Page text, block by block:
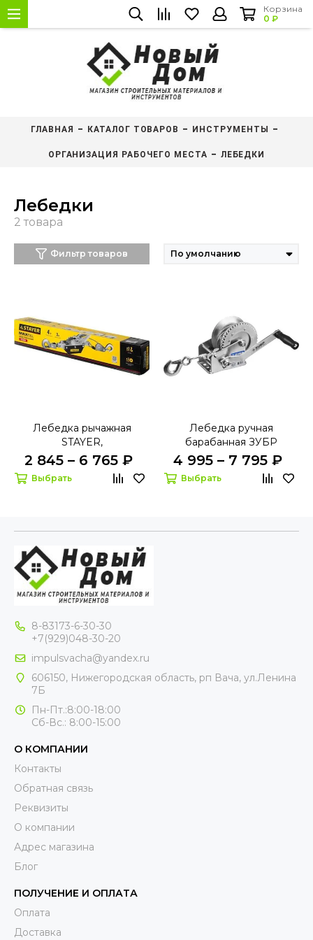
Корзина
0 ₽
ГЛАВНАЯ КАТАЛОГ ТОВАРОВ ИНСТРУМЕНТЫ
ОРГАНИЗАЦИЯ РАБОЧЕГО МЕСТА ЛЕБЕДКИ
Лебедки
Фильтр товаров
Лебедка рычажная
STAYER,
2 845 – 6 765 ₽
Выбрать
Лебедка ручная
барабанная ЗУБР
4 995 – 7 795 ₽
Выбрать
8-83173-6-30-30
+7(929)048-30-20
impulsvacha@yandex.ru
606150, Нижегородская область, рп Вача, ул.Ленина
7Б
Пн-Пт.:8:00-18:00
Сб-Вс.: 8:00-15:00
О КОМПАНИИ
Контакты
Обратная связь
Реквизиты
О компании
Адрес магазина
Блог
ПОЛУЧЕНИЕ И ОПЛАТА
Оплата
Доставка